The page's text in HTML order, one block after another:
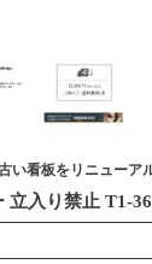
い看板をリニューア
立入り禁止 T1-